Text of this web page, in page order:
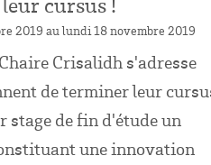
2019 au lundi 18 novembre 2019
Crisalidh s'adresse
de terminer leur
stage de fin d'étude un
une innovation